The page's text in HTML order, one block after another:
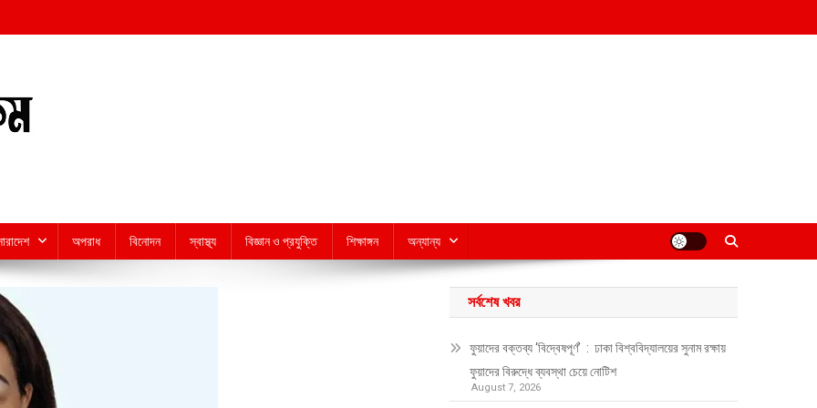
অপরাধ বিনোদন স্বাস্থ্য বিজ্ঞান ও প্রযুক্তি শিক্ষাঙ্গন অন্যান্য
সর্বশেষ খবর
ফুয়াদের বক্তব্য ‘বিদ্বেষপূর্ণ’ : ঢাকা বিশ্ববিদ্যালয়ের সুনাম রক্ষায়
ফুয়াদের বিরুদ্ধে ব্যবস্থা চেয়ে নোটিশ
August 7, 2026